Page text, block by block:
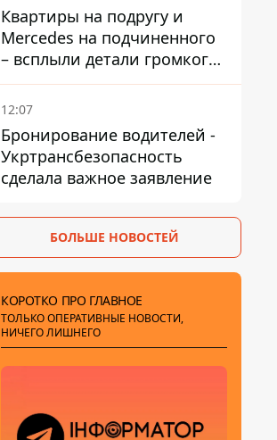
Квартиры на подругу и
Mercedes на подчиненного
– всплыли детали громкого
дела НАБУ против
Стефанишиной
12:07
Бронирование водителей -
Укртрансбезопасность
сделала важное заявление
БОЛЬШЕ НОВОСТЕЙ
КОРОТКО ПРО ГЛАВНОЕ
ТОЛЬКО ОПЕРАТИВНЫЕ НОВОСТИ,
НИЧЕГО ЛИШНЕГО